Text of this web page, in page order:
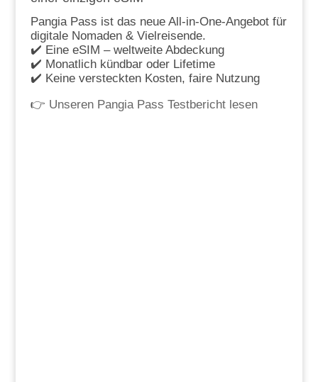
Pangia Pass ist das neue All-in-One-Angebot für
digitale Nomaden & Vielreisende.
✔️ Eine eSIM – weltweite Abdeckung
✔️ Monatlich kündbar oder Lifetime
✔️ Keine versteckten Kosten, faire Nutzung
👉 Unseren Pangia Pass Testbericht lesen